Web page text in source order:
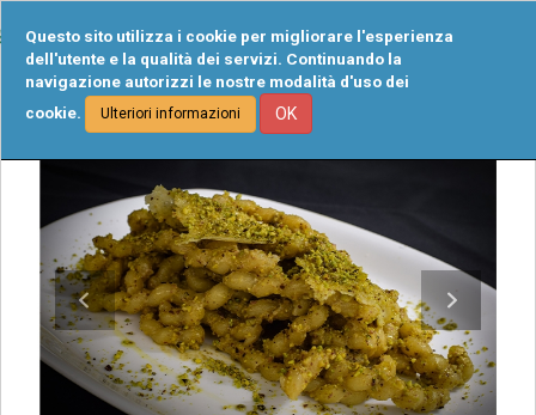
Questo sito utilizza i cookie per migliorare l'esperienza
dell'utente e la qualità dei servizi. Continuando la
navigazione autorizzi le nostre modalità d'uso dei
cookie.
Ulteriori informazioni OK